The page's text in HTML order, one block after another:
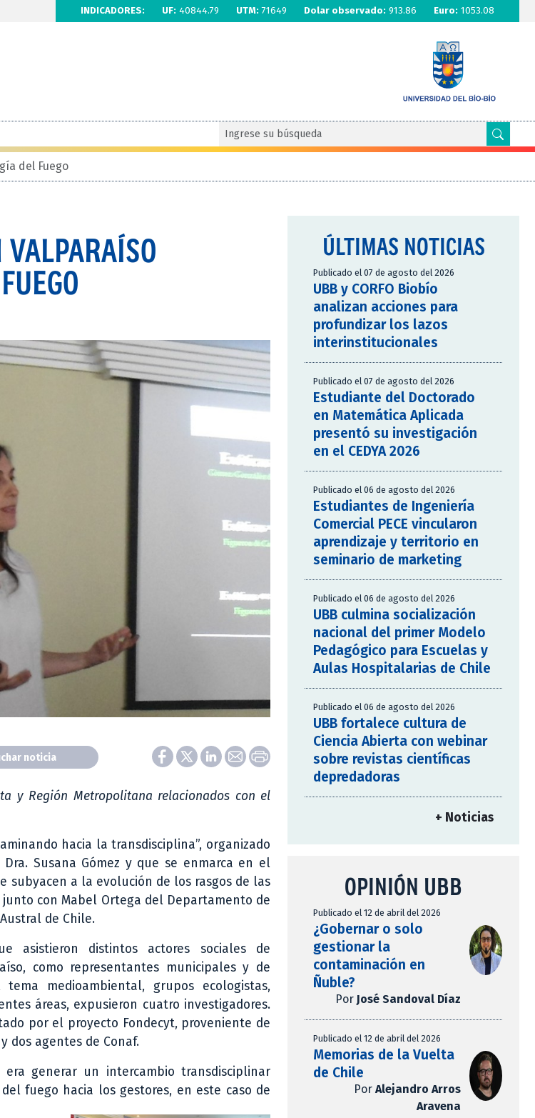
INDICADORES: UF: 40844.79 UTM: 71649 Dolar observado: 913.86 Euro: 1053.08
del Fuego
noticia
y Región Metropolitana relacionados con el
hacia la transdisciplina”, organizado
Susana Gómez y que se enmarca en el
subyacen a la evolución de los rasgos de las
con Mabel Ortega del Departamento de
de Chile.
asistieron distintos actores sociales de
como representantes municipales y de
medioambiental, grupos ecologistas,
áreas, expusieron cuatro investigadores.
por el proyecto Fondecyt, proveniente de
dos agentes de Conaf.
generar un intercambio transdisciplinar
fuego hacia los gestores, en este caso de
ÚLTIMAS NOTICIAS
Publicado el 07 de agosto del 2026
UBB y CORFO Biobío
analizan acciones para
profundizar los lazos
interinstitucionales
Publicado el 07 de agosto del 2026
Estudiante del Doctorado
en Matemática Aplicada
presentó su investigación
en el CEDYA 2026
Publicado el 06 de agosto del 2026
Estudiantes de Ingeniería
Comercial PECE vincularon
aprendizaje y territorio en
seminario de marketing
Publicado el 06 de agosto del 2026
UBB culmina socialización
nacional del primer Modelo
Pedagógico para Escuelas y
Aulas Hospitalarias de Chile
Publicado el 06 de agosto del 2026
UBB fortalece cultura de
Ciencia Abierta con webinar
sobre revistas científicas
depredadoras
+ Noticias
OPINIÓN UBB
Publicado el 12 de abril del 2026
¿Gobernar o solo
gestionar la
contaminación en
Ñuble?
Por José Sandoval Díaz
Publicado el 12 de abril del 2026
Memorias de la Vuelta
de Chile
Por Alejandro Arros
Aravena